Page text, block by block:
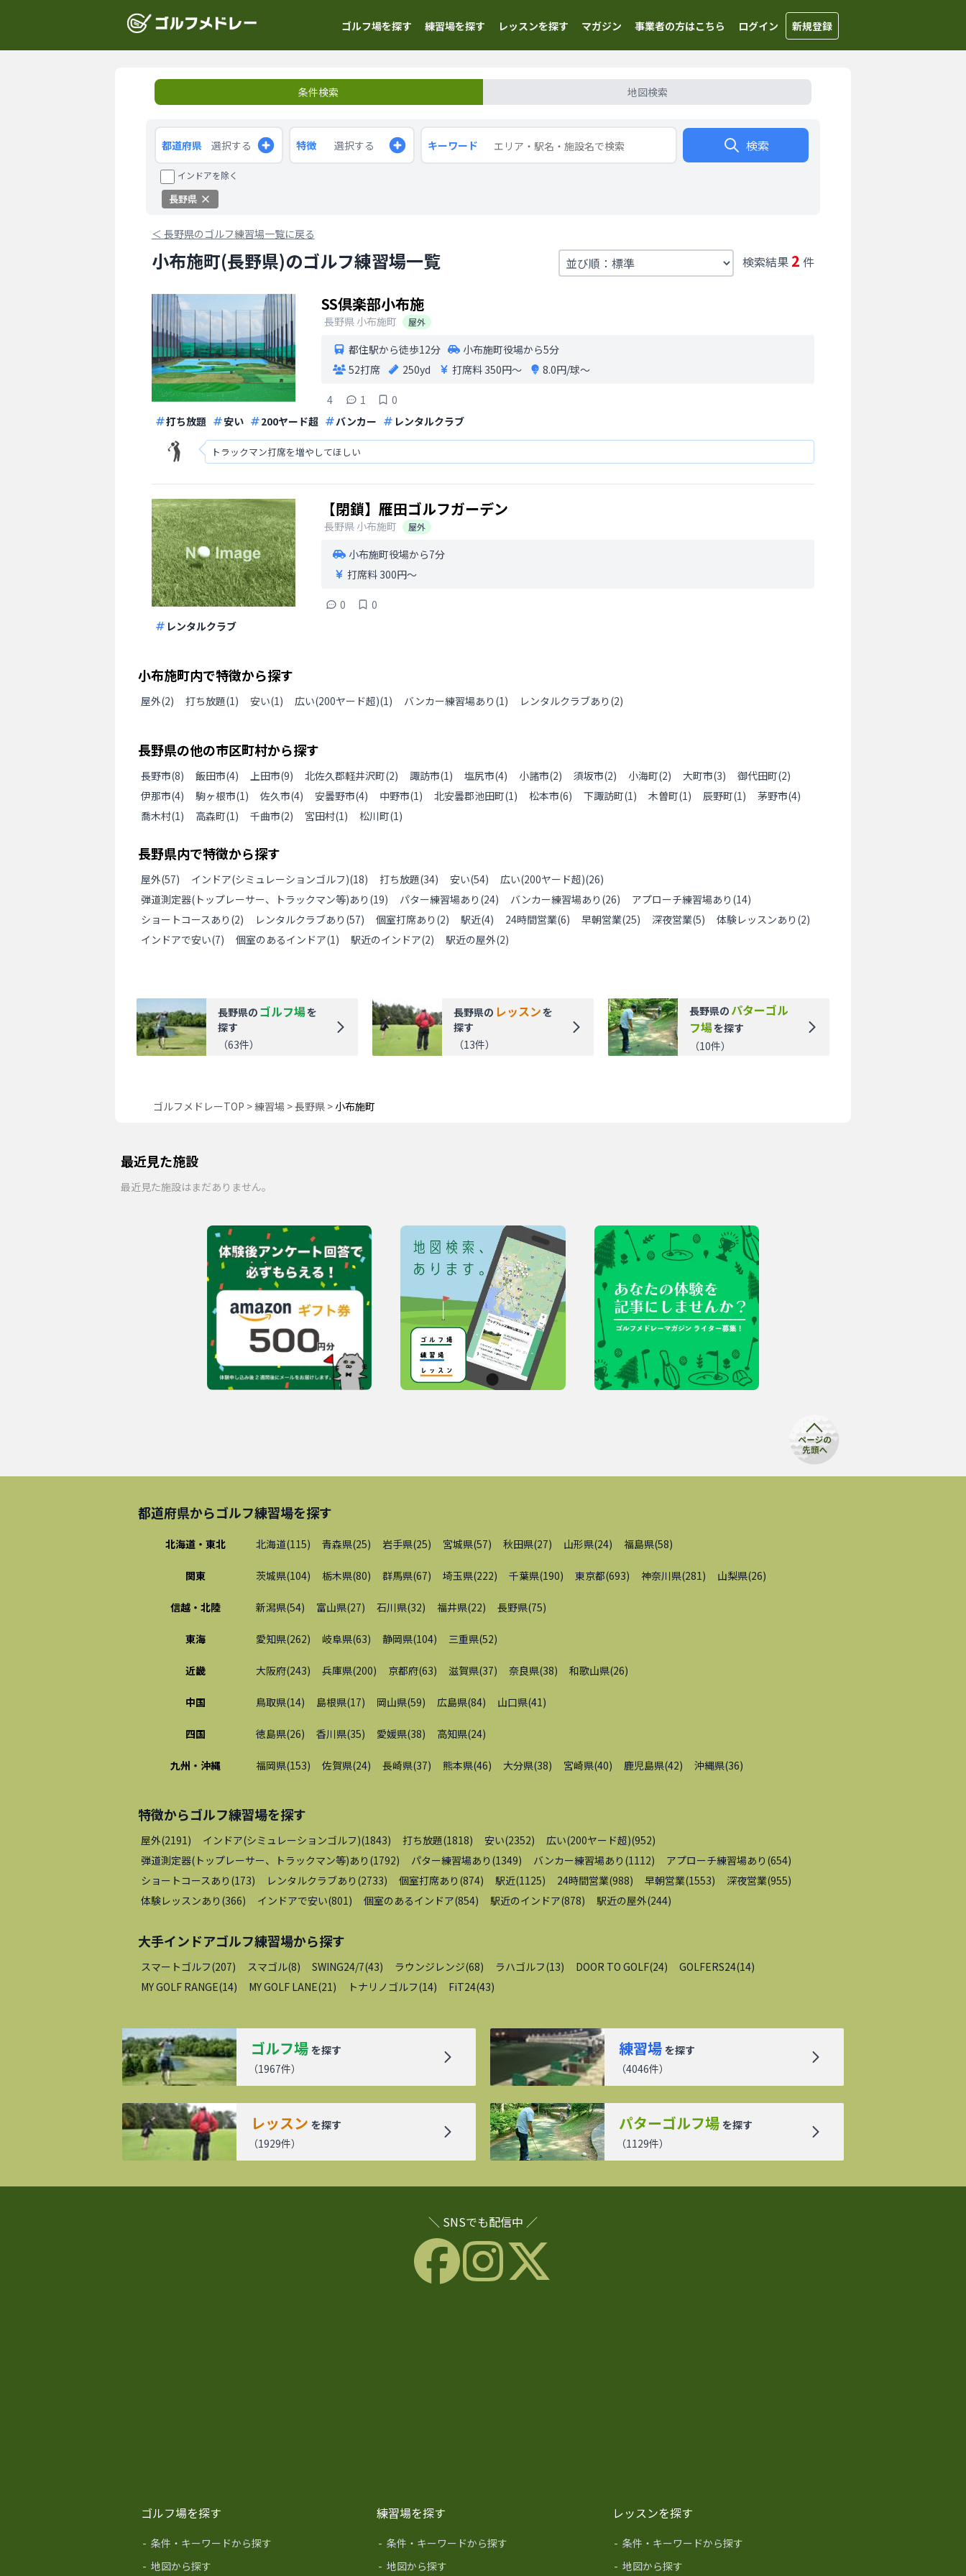
ゴルフ場を探す 練習場を探す レッスンを探す マガジン 事業者の方はこちら ログイン 新規登録
条件検索 地図検索
都道府県 選択する 特徴 選択する キーワード 検索
インドアを除く
長野県
＜ 長野県のゴルフ練習場一覧に戻る
小布施町(長野県)のゴルフ練習場一覧 検索結果 2 件
SS倶楽部小布施
長野県 小布施町 屋外
都住駅から徒歩12分
小布施町役場から5分
52打席
250yd 打席料 350円〜 8.0円/球〜
4 1
0
打ち放題
安い 200ヤード超 バンカー レンタルクラブ
トラックマン打席を増やしてほしい
【閉鎖】雁田ゴルフガーデン
長野県 小布施町 屋外
小布施町役場から7分
打席料 300円〜
0
0
レンタルクラブ
小布施町内で特徴から探す
屋外(2) 打ち放題(1) 安い(1) 広い(200ヤード超)(1) バンカー練習場あり (1) レンタルクラブあり (2)
長野県の他の市区町村から探す
長野市(8) 飯田市(4) 上田市(9) 北佐久郡軽井沢町(2) 諏訪市(1) 塩尻市(4) 小諸市(2) 須坂市(2) 小海町(2) 大町市(3) 御代田町(2)
伊那市(4) 駒ヶ根市(1) 佐久市(4) 安曇野市(4) 中野市(1) 北安曇郡池田町(1) 松本市(6) 下諏訪町(1) 木曽町(1) 辰野町(1) 茅野市(4)
喬木村(1) 高森町(1) 千曲市(2) 宮田村(1) 松川町(1)
長野県内で特徴から探す
屋外(57) インドア(シミュレーションゴルフ)(18) 打ち放題(34) 安い(54) 広い(200ヤード超)(26)
弾道測定器(トップレーサー、トラックマン等)あり (19) パター練習場あり (24) バンカー練習場あり (26) アプローチ練習場あり (14)
ショートコースあり (2) レンタルクラブあり (57) 個室打席あり (2) 駅近(4) 24時間営業(6) 早朝営業(25) 深夜営業(5) 体験レッスンあり (2)
インドアで安い(7) 個室のあるインドア(1) 駅近のインドア(2) 駅近の屋外(2)
長野県の ゴルフ場を
探す
（63件）
長野県の レッスンを
探す
（13件）
長野県の パターゴル
フ場を探す
（10件）
ゴルフメドレーTOP >練習場 >長野県> 小布施町
最近見た施設
最近見た施設はまだありません。
都道府県からゴルフ練習場を探す
北海道・東北 北海道(115) 青森県(25) 岩手県(25) 宮城県(57) 秋田県(27) 山形県(24) 福島県(58)
関東 茨城県(104) 栃木県(80) 群馬県(67) 埼玉県(222) 千葉県(190) 東京都(693) 神奈川県(281) 山梨県(26)
信越・北陸 新潟県(54) 富山県(27) 石川県(32) 福井県(22) 長野県(75)
東海 愛知県(262) 岐阜県(63) 静岡県(104) 三重県(52)
近畿 大阪府(243) 兵庫県(200) 京都府(63) 滋賀県(37) 奈良県(38) 和歌山県(26)
中国 鳥取県(14) 島根県(17) 岡山県(59) 広島県(84) 山口県(41)
四国 徳島県(26) 香川県(35) 愛媛県(38) 高知県(24)
九州・沖縄 福岡県(153) 佐賀県(24) 長崎県(37) 熊本県(46) 大分県(38) 宮崎県(40) 鹿児島県(42) 沖縄県(36)
特徴からゴルフ練習場を探す
屋外(2191) インドア(シミュレーションゴルフ)(1843) 打ち放題(1818) 安い(2352) 広い(200ヤード超)(952)
弾道測定器(トップレーサー、トラックマン等)あり (1792) パター練習場あり (1349) バンカー練習場あり (1112) アプローチ練習場あり (654)
ショートコースあり (173) レンタルクラブあり (2733) 個室打席あり (874) 駅近(1125) 24時間営業(988) 早朝営業(1553) 深夜営業(955)
体験レッスンあり (366) インドアで安い(801) 個室のあるインドア(854) 駅近のインドア(878) 駅近の屋外(244)
大手インドアゴルフ練習場から探す
スマートゴルフ(207) スマゴル(8) SWING24/7(43) ラウンジレンジ(68) ラハゴルフ(13) DOOR TO GOLF(24) GOLFERS24(14)
MY GOLF RANGE(14) MY GOLF LANE(21) トナリノゴルフ(14) FiT24(43)
ゴルフ場 を探す
（1967件）
練習場 を探す
（4046件）
レッスン を探す
（1929件）
パターゴルフ場 を探す
（1129件）
＼ SNSでも配信中 ／
ゴルフ場を探す
- 条件・キーワードから探す
- 地図から探す
練習場を探す
- 条件・キーワードから探す
- 地図から探す
レッスンを探す
- 条件・キーワードから探す
- 地図から探す